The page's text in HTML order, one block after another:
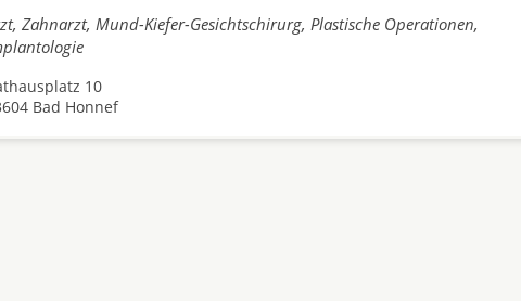
Zahnarzt, Mund-Kiefer-Gesichtschirurg, Plastische Operationen,
10
Bad Honnef